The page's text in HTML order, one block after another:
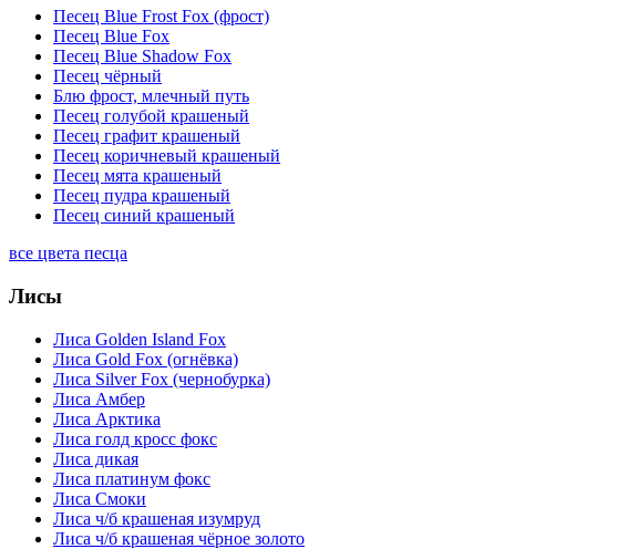
Песец Blue Frost Fox (фрост)
Песец Blue Fox
Песец Blue Shadow Fox
Песец чёрный
Блю фрост, млечный путь
Песец голубой крашеный
Песец графит крашеный
Песец коричневый крашеный
Песец мята крашеный
Песец пудра крашеный
Песец синий крашеный
все цвета песца
Лисы
Лиса Golden Island Fox
Лиса Gold Fox (огнёвка)
Лиса Silver Fox (чернобурка)
Лиса Амбер
Лиса Арктика
Лиса голд кросс фокс
Лиса дикая
Лиса платинум фокс
Лиса Смоки
Лиса ч/б крашеная изумруд
Лиса ч/б крашеная чёрное золото